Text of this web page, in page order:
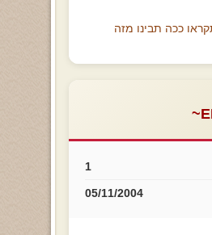
ככה תבינו מזה
1
05/11/2004